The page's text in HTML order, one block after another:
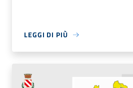
LEGGI DI PIÙ